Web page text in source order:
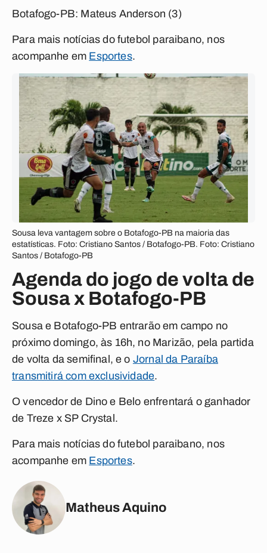
Botafogo-PB: Mateus Anderson (3)
Para mais notícias do futebol paraibano, nos
acompanhe em Esportes.
Sousa leva vantagem sobre o Botafogo-PB na maioria das
estatísticas. Foto: Cristiano Santos / Botafogo-PB. Foto: Cristiano
Santos / Botafogo-PB
Agenda do jogo de volta de
Sousa x Botafogo-PB
Sousa e Botafogo-PB entrarão em campo no
próximo domingo, às 16h, no Marizão, pela partida
de volta da semifinal, e o Jornal da Paraíba
transmitirá com exclusividade.
O vencedor de Dino e Belo enfrentará o ganhador
de Treze x SP Crystal.
Para mais notícias do futebol paraibano, nos
acompanhe em Esportes.
Matheus Aquino